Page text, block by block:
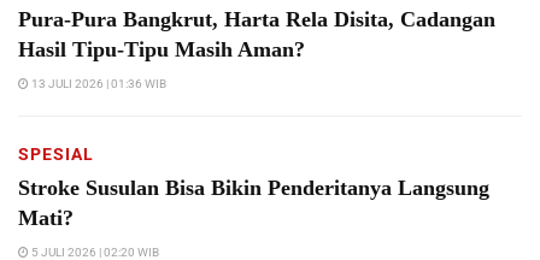
Pura-Pura Bangkrut, Harta Rela Disita, Cadangan
Hasil Tipu-Tipu Masih Aman?
13 JULI 2026 | 01:36 WIB
SPESIAL
Stroke Susulan Bisa Bikin Penderitanya Langsung
Mati?
5 JULI 2026 | 02:20 WIB